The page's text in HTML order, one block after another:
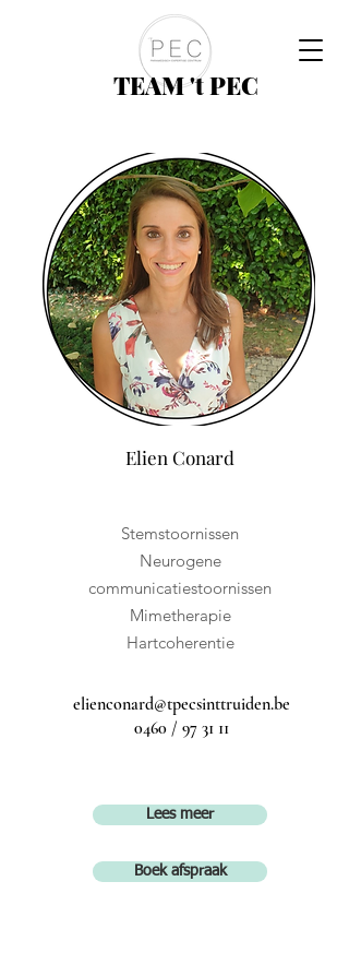
TEAM 't PEC
Elien Conard
Stemstoornissen
Neurogene
communicatiestoornissen
Mimetherapie
Hartcoherentie
elienconard@tpecsinttruiden.be
0460 / 97 31 11
Lees meer
Boek afspraak